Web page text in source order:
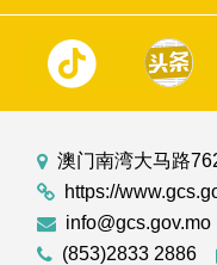
澳门南湾大马路
https://
info@gcs.gov.mo
(853)2833 2886